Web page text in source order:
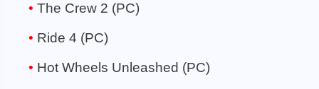
The Crew 2 (PC)
Ride 4 (PC)
Hot Wheels Unleashed (PC)